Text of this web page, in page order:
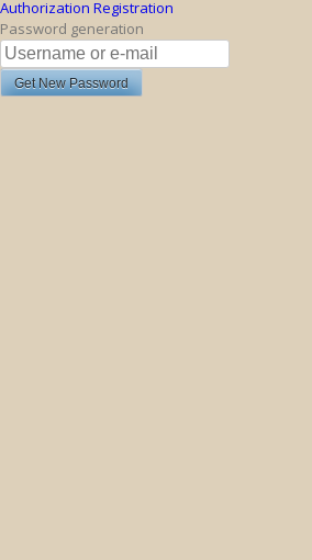
Authorization Registration
Password generation